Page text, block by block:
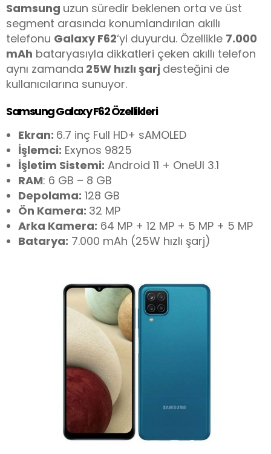
Samsung uzun süredir beklenen orta ve üst
segment arasında konumlandırılan akıllı
telefonu Galaxy F62‘yi duyurdu. Özellikle 7.000
mAh bataryasıyla dikkatleri çeken akıllı telefon
aynı zamanda 25W hızlı şarj desteğini de
kullanıcılarına sunuyor.
Samsung Galaxy F62 Özellikleri
Ekran: 6.7 inç Full HD+ sAMOLED
İşlemci: Exynos 9825
İşletim Sistemi: Android 11 + OneUI 3.1
RAM: 6 GB – 8 GB
Depolama: 128 GB
Ön Kamera: 32 MP
Arka Kamera: 64 MP + 12 MP + 5 MP + 5 MP
Batarya: 7.000 mAh (25W hızlı şarj)